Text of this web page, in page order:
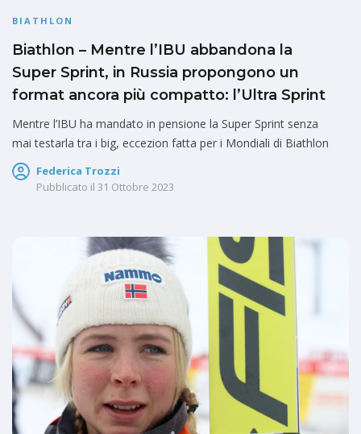
BIATHLON
Biathlon – Mentre l’IBU abbandona la
Super Sprint, in Russia propongono un
format ancora più compatto: l’Ultra Sprint
Mentre l’IBU ha mandato in pensione la Super Sprint senza
mai testarla tra i big, eccezion fatta per i Mondiali di Biathlon
Federica Trozzi
Pubblicato il 31 Ottobre 2023